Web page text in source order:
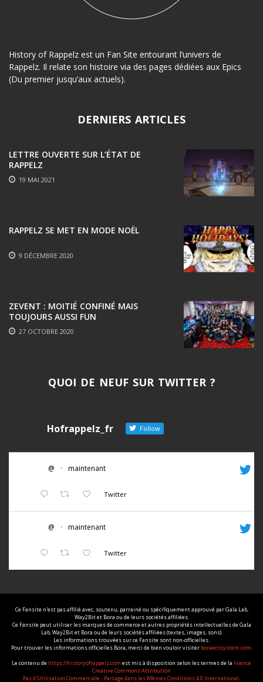
History of Rappelz est un Fan Site entourant l’univers de
Rappelz. Il relate son histoire via des pages dédiées aux Epics
(Du premier jusqu’aux actuels).
DERNIERS ARTICLES
LETTRE OUVERTE SUR L’ÉTAT DE
RAPPELZ
19 MAI 2021
RAPPELZ SE MET EN MODE NOËL
9 DÉCEMBRE 2020
ZEVENT : MOITIÉ CONFINÉ MAIS
TOUJOURS AUSSI FUN
27 OCTOBRE 2020
QUOI DE NEUF SUR TWITTER ?
Hofrappelz_fr Follow
@ · maintenant
Twitter
@ · maintenant
Twitter
Ce Fansite n'est pas affilié avec, soutenu, parrainé ou spécifiquement approuvé par Gala Lab,
Way2Bit et Bora ou de leurs sociétés affiliées.
Ce Fansite peut utiliser les marques de commerce et autres propriétés intellectuelles de Gala
Lab, Way2Bit et Bora ou de leurs sociétés affiliées (textes, images, sons).
Les informations trouvées sur ce Fansite sont non-officielles.
Pour trouver les informations officielles Bora, merci de bien vouloir visiter boraecosystem.com
Le contenu de https://historyofrappelz.com est mis à disposition selon les termes de la licence
Creative Commons Attribution
Pas d'Utilisation Commerciale - Partage dans les Mêmes Conditions 4.0 International